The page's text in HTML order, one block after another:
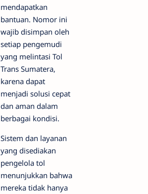
mendapatkan
bantuan. Nomor ini
wajib disimpan oleh
setiap pengemudi
yang melintasi Tol
Trans Sumatera,
karena dapat
menjadi solusi cepat
dan aman dalam
berbagai kondisi.
Sistem dan layanan
yang disediakan
pengelola tol
menunjukkan bahwa
mereka tidak hanya